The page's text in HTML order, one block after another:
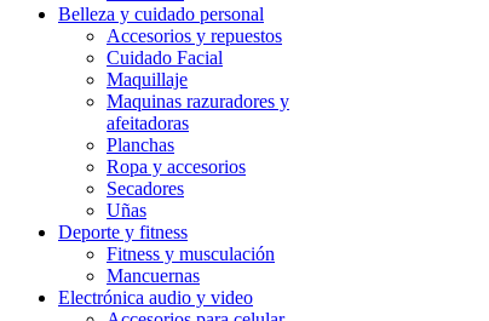
Belleza y cuidado personal
Accesorios y repuestos
Cuidado Facial
Maquillaje
Maquinas razuradores y
afeitadoras
Planchas
Ropa y accesorios
Secadores
Uñas
Deporte y fitness
Fitness y musculación
Mancuernas
Electrónica audio y video